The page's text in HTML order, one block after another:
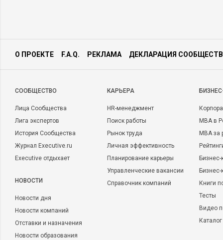
О ПРОЕКТЕ F.A.Q. РЕКЛАМА ДЕКЛАРАЦИЯ
CООБЩЕСТВО
Лица Сообщества
Лига экспертов
История Сообщества
Журнал Executive.ru
Executive отдыхает
НОВОСТИ
Новости дня
Новости компаний
Отставки и назначения
Новости образования
КАРЬЕРА
HR-менеджмент
Поиск работы
Рынок труда
Личная эффективность
Планирование карьеры
Управленческие вакансии
Справочник компаний
MBA в
MBA
Бизнес-
Книги
Тесты
Видео